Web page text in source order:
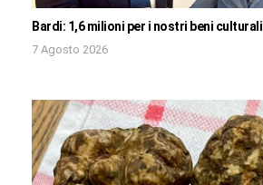
Bardi: 1,6 milioni per i nostri beni culturali
7 Agosto 2026